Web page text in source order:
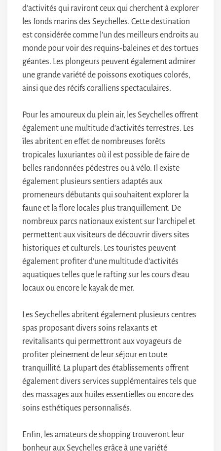
d’activités qui raviront ceux qui cherchent à explorer
les fonds marins des Seychelles. Cette destination
est considérée comme l’un des meilleurs endroits au
monde pour voir des requins-baleines et des tortues
géantes. Les plongeurs peuvent également admirer
une grande variété de poissons exotiques colorés,
ainsi que des récifs coralliens spectaculaires.
Pour les amoureux du plein air, les Seychelles offrent
également une multitude d’activités terrestres. Les
îles abritent en effet de nombreuses forêts
tropicales luxuriantes où il est possible de faire de
belles randonnées pédestres ou à vélo. Il existe
également plusieurs sentiers adaptés aux
promeneurs débutants qui souhaitent explorer la
faune et la flore locales plus tranquillement. De
nombreux parcs nationaux existent sur l’archipel et
permettent aux visiteurs de découvrir divers sites
historiques et culturels. Les touristes peuvent
également profiter d’une multitude d’activités
aquatiques telles que le rafting sur les cours d’eau
locaux ou encore le kayak de mer.
Les Seychelles abritent également plusieurs centres
spas proposant divers soins relaxants et
revitalisants qui permettront aux voyageurs de
profiter pleinement de leur séjour en toute
tranquillité. La plupart des établissements offrent
également divers services supplémentaires tels que
des massages aux huiles essentielles ou encore des
soins esthétiques personnalisés.
Enfin, les amateurs de shopping trouveront leur
bonheur aux Seychelles grâce à une variété